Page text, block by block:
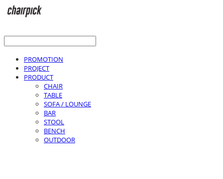
PROMOTION
PROJECT
PRODUCT
CHAIR
TABLE
SOFA / LOUNGE
BAR
STOOL
BENCH
OUTDOOR